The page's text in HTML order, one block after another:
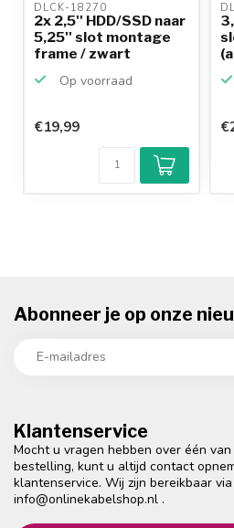
DLCK-18270
2x 2,5'' HDD/SSD naar
5,25'' slot montage
frame / zwart
Op voorraad
€19,99
Klantenservice
Mocht u vragen hebben over één
bestelling, kunt u altijd contact
klantenservice. Wij zijn bereikbaar
info@onlinekabelshop.nl .
Abonneer je op onze